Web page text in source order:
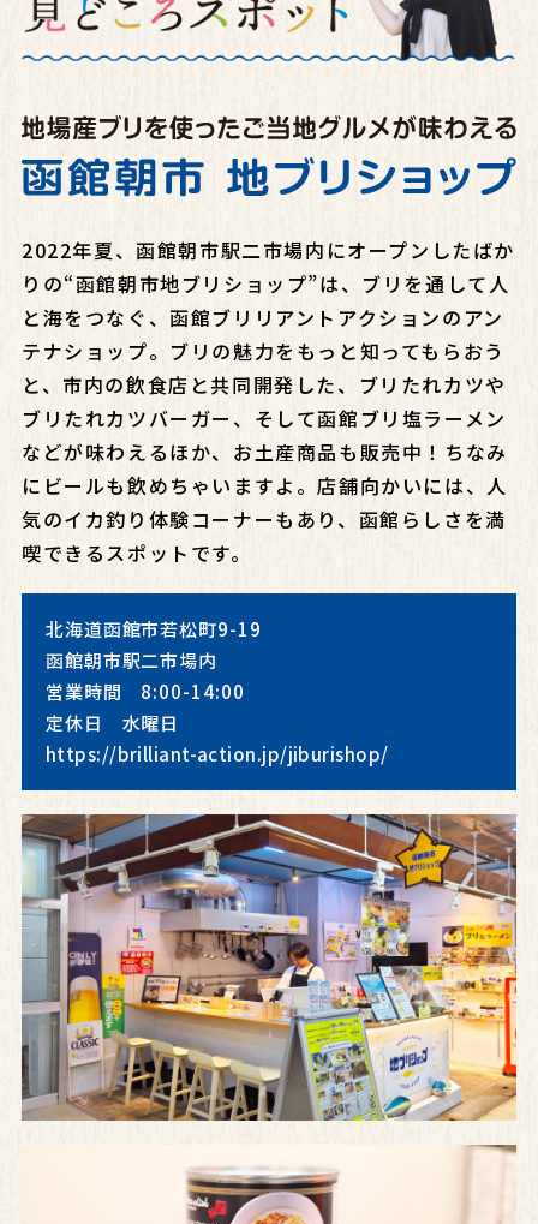
2022年夏、函館朝市駅二市場内にオープンしたばか
りの“函館朝市地ブリショップ”は、ブリを通して人
と海をつなぐ、函館ブリリアントアクションのアン
テナショップ。ブリの魅力をもっと知ってもらおう
と、市内の飲食店と共同開発した、ブリたれカツや
ブリたれカツバーガー、そして函館ブリ塩ラーメン
などが味わえるほか、お土産商品も販売中！ちなみ
にビールも飲めちゃいますよ。店舗向かいには、人
気のイカ釣り体験コーナーもあり、函館らしさを満
喫できるスポットです。
北海道函館市若松町9-19
函館朝市駅二市場内
営業時間 8:00-14:00
定休日 水曜日
https://brilliant-action.jp/jiburishop/